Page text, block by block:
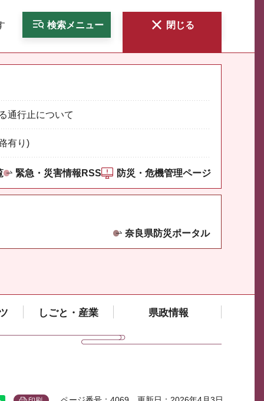
検索メニュー 閉じる
通行止について
有り)
緊急・災害情報RSS 防災・危機管理ページ
奈良県防災ポータル
しごと・産業 県政情報